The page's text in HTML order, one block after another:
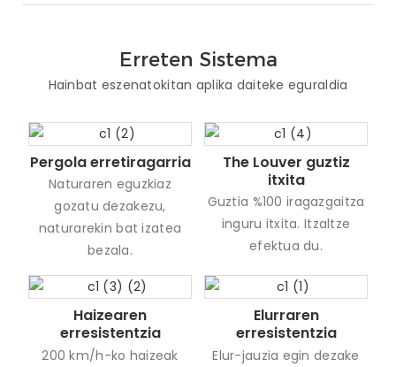
Erreten Sistema
Hainbat eszenatokitan aplika daiteke eguraldia
Pergola erretiragarria
Naturaren eguzkiaz
gozatu dezakezu,
naturarekin bat izatea
bezala.
The Louver guztiz
itxita
Guztia %100 iragazgaitza
inguru itxita. Itzaltze
efektua du.
Haizearen
erresistentzia
200 km/h-ko haizeak
Elurraren
erresistentzia
Elur-jauzia egin dezake